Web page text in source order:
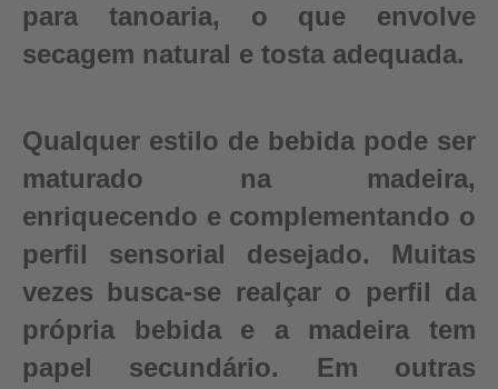
para tanoaria, o que envolve
secagem natural e tosta adequada.
Qualquer estilo de bebida pode ser
maturado na madeira,
enriquecendo e complementando o
perfil sensorial desejado. Muitas
vezes busca-se realçar o perfil da
própria bebida e a madeira tem
papel secundário. Em outras